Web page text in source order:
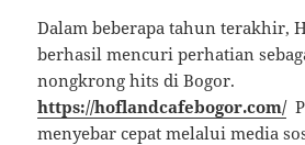
Dalam beberapa tahun terakhir,
berhasil mencuri perhatian
nongkrong hits di Bogor.
https://hoflandcafebogor.com/
menyebar cepat melalui media